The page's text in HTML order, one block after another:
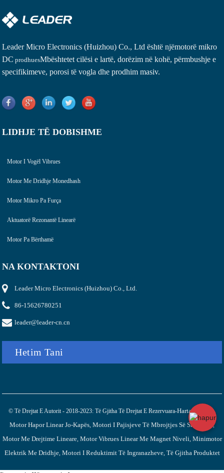
Leader Micro Electronics (Huizhou) Co., Ltd është njëmotorë mikro
DC prodhuesMbështetet cilësi e lartë, dorëzim në kohë, përmbushje e
specifikimeve, porosi të vogla dhe prodhim masiv.
LIDHJE TË DOBISHME
Motor I Vogël Vibrues
Motor Me Dridhje Monedhash
Motor Mikro Pa Furça
Aktuatorë Rezonantë Linearë
Motor Pa Bërthamë
NA KONTAKTONI
Leader Micro Electronics (Huizhou) Co., Ltd.
86-15626780251
leader@leader-cn.cn
Hetim Tani
© Të Drejtat E Autorit - 2018-2023: Të Gjitha Të Drejtat E Rezervuara-Harta E Faqes,
Motor Hapor Linear Jo-Kapës, Motori I Pajisjeve Të Mbrojtjes Së Shëndetit,
Motor Me Drejtime Lineare, Motor Vibrues Linear Me Magnet Niveli, Minimotor
Elektrik Me Dridhje, Motori I Reduktimit Të Ingranazheve, Të Gjitha Produktet